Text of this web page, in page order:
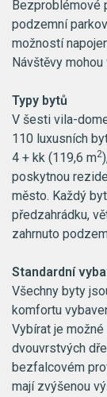
Bezproblémové
podzemní
možností
Návštěvy
Typy bytů
V šesti vila-
110 luxusních
4 + kk (119,6 m2
poskytnou
město. Každý
předzahrádku,
zahrnuto
Standardní
Všechny byty
komfortu
Vybírat je
dvouvrstvých
bezfalcovém
mají zvýšenou